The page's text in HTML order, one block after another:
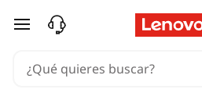
TIr al contenido principal